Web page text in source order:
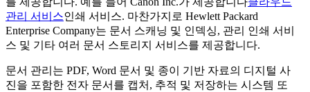
관리 서비스인쇄 서비스. 마찬가지로 Hewlett Packard
Enterprise Company는 문서 스캐닝 및 인덱싱, 관리 인쇄 서비
스 및 기타 여러 문서 스토리지 서비스를 제공합니다.
문서 관리는 PDF, Word 문서 및 종이 기반 자료의 디지털 사
진을 포함한 전자 문서를 캡처, 추적 및 저장하는 시스템 또